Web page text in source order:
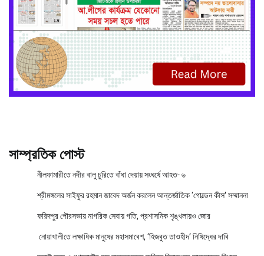
সাম্প্রতিক পোস্ট
নীলফামারীতে নদীর বালু চুরিতে বাঁধা দেয়ায় সংঘর্ষে আহত- ৬
শ্রীমঙ্গলের সাইফুর রহমান জাবেদ অর্জন করলেন আন্তর্জাতিক ‘গোল্ডেন কীস’ সম্মাননা
ফরিদপুর পৌরসভায় নাগরিক সেবায় গতি, প্রশাসনিক শৃঙ্খলায়ও জোর
নোয়াখালীতে লক্ষাধিক মানুষের মহাসমাবেশ, ‘হিজবুত তাওহীদ’ নিষিদ্ধের দাবি